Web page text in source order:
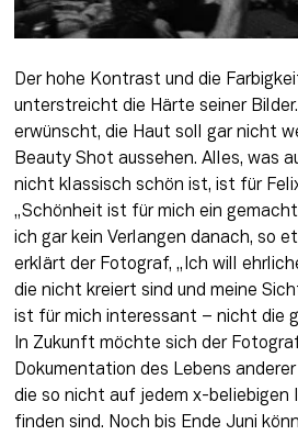
Der hohe Kontrast und die
unterstreicht die Härte seiner
erwünscht, die Haut soll gar nicht
Beauty Shot aussehen. Alles, was
nicht klassisch schön ist, ist für
„Schönheit ist für mich ein
ich gar kein Verlangen danach, so
erklärt der Fotograf, „Ich will
die nicht kreiert sind und meine
ist für mich interessant – nicht die
In Zukunft möchte sich der
Dokumentation des Lebens
die so nicht auf jedem x-beliebigen
finden sind. Noch bis Ende Juni